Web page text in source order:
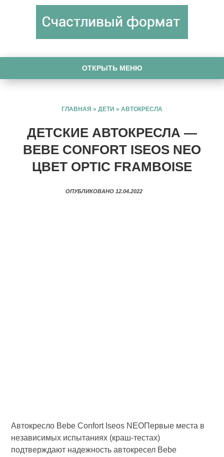
ОТКРЫТЬ МЕНЮ
ГЛАВНАЯ » ДЕТИ » АВТОКРЕСЛА
ДЕТСКИЕ АВТОКРЕСЛА —
BEBE CONFORT ISEOS NEO
ЦВЕТ OPTIC FRAMBOISE
ОПУБЛИКОВАНО 12.04.2022
Автокресло Bebe Confort Iseos NEOПервые места в
независимых испытаниях (краш-тестах)
подтверждают надежность автокресел Bebe